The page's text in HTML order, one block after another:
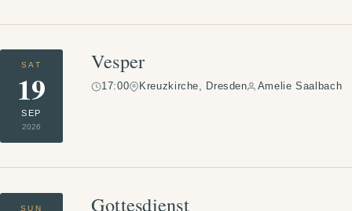
SAT
19
SEP
2026
Vesper
17:00 Kreuzkirche, Dresden Amelie Saalbach
SUN Gottesdienst